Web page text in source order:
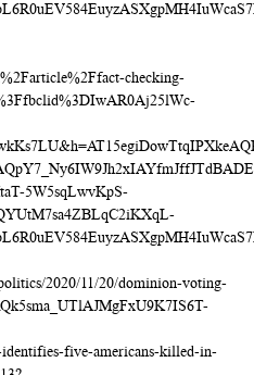
checking-
5W5sqLwvKpS-
2020/11/20/dominion-voting-
five-americans-killed-in-